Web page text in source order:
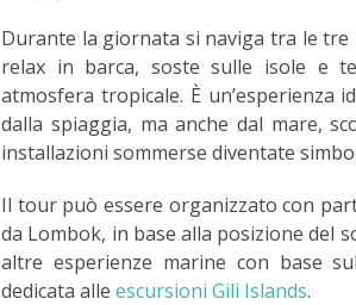
Durante la giornata si naviga tra le
relax in barca, soste sulle isole e
atmosfera tropicale. È un’esperienza
dalla spiaggia, ma anche dal mare,
installazioni sommerse diventate
Il tour può essere organizzato con
da Lombok, in base alla posizione del
altre esperienze marine con base
dedicata alleescursioni Gili Islands.